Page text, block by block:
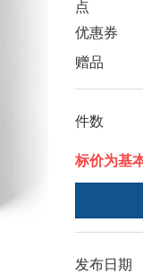
点
优惠券
赠品
件数
标价为基
发布日期